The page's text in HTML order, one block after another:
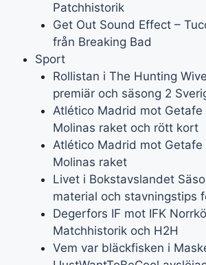
Patchhistorik
Get Out Sound Effect –
från Breaking Bad
Sport
Rollistan i The Hunting
premiär och säsong 2
Atlético Madrid mot Getafe
Molinas raket och rött kort
Atlético Madrid mot Getafe
Molinas raket
Livet i Bokstavslandet
material och stavningstips
Degerfors IF mot IFK
Matchhistorik och H2H
Vem var bläckfisken i